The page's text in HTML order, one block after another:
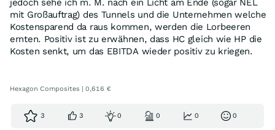
jedoch sehe ich m. M. nach ein Licht am Ende (sogar NEL
mit Großauftrag) des Tunnels und die Unternehmen welche
Kostensparend da raus kommen, werden die Lorbeeren
ernten. Positiv ist zu erwähnen, dass HC gleich wie HP die
Kosten senkt, um das EBITDA wieder positiv zu kriegen.
Hexagon Composites | 0,616 €
3 3 0 0 0 0